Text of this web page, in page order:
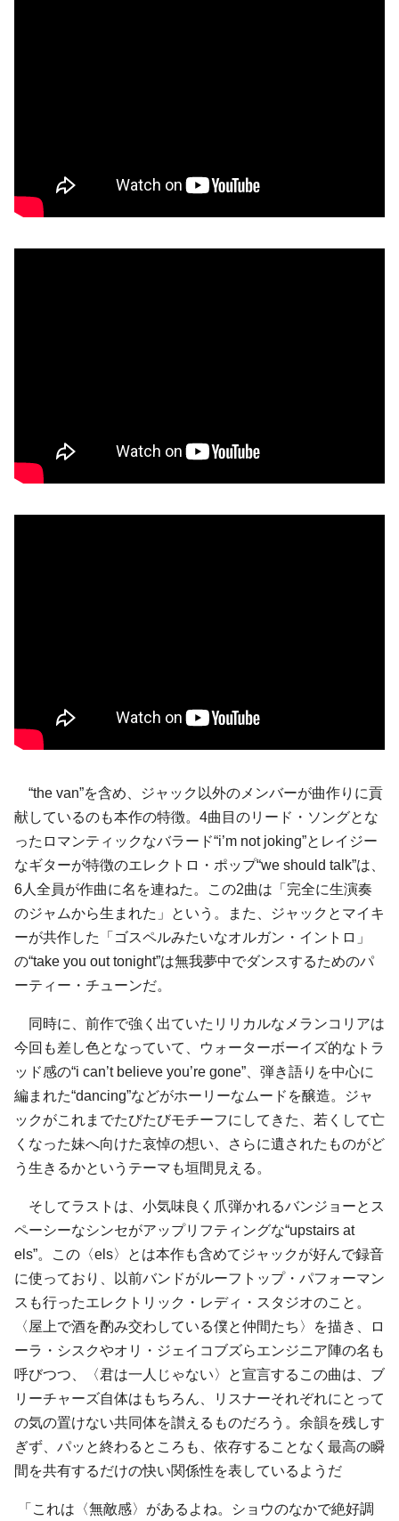
“the van”を含め、ジャック以外のメンバーが曲作りに貢
献しているのも本作の特徴。4曲目のリード・ソングとな
ったロマンティックなバラード“i’m not joking”とレイジー
なギターが特徴のエレクトロ・ポップ“we should talk”は、
6人全員が作曲に名を連ねた。この2曲は「完全に生演奏
のジャムから生まれた」という。また、ジャックとマイキ
ーが共作した「ゴスペルみたいなオルガン・イントロ」
の“take you out tonight”は無我夢中でダンスするためのパ
ーティー・チューンだ。
同時に、前作で強く出ていたリリカルなメランコリアは
今回も差し色となっていて、ウォーターボーイズ的なトラ
ッド感の“i can’t believe you’re gone”、弾き語りを中心に
編まれた“dancing”などがホーリーなムードを醸造。ジャ
ックがこれまでたびたびモチーフにしてきた、若くして亡
くなった妹へ向けた哀悼の想い、さらに遺されたものがど
う生きるかというテーマも垣間見える。
そしてラストは、小気味良く爪弾かれるバンジョーとス
ペーシーなシンセがアップリフティングな“upstairs at
els”。この〈els〉とは本作も含めてジャックが好んで録音
に使っており、以前バンドがルーフトップ・パフォーマン
スも行ったエレクトリック・レディ・スタジオのこと。
〈屋上で酒を酌み交わしている僕と仲間たち〉を描き、ロ
ーラ・シスクやオリ・ジェイコブズらエンジニア陣の名も
呼びつつ、〈君は一人じゃない〉と宣言するこの曲は、ブ
リーチャーズ自体はもちろん、リスナーそれぞれにとって
の気の置けない共同体を讃えるものだろう。余韻を残しす
ぎず、パッと終わるところも、依存することなく最高の瞬
間を共有するだけの快い関係性を表しているようだ
「これは〈無敵感〉があるよね。ショウのなかで絶好調